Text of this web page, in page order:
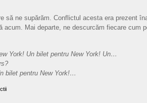
să ne supărăm. Conflictul acesta era prezent
acum. Mai departe, ne descurcăm fiecare cum
York! Un bilet pentru New York! Un…
bilet pentru New York!…